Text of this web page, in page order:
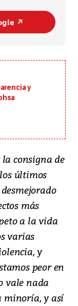
↗️
y
la consigna de
últimos
más
a la vida
varias
y
peor en
vale nada
minoría, y así